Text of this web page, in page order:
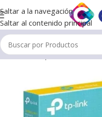
Saltar a la navegación
Saltar al contenido principal
Inicio/Receptor de Wifi